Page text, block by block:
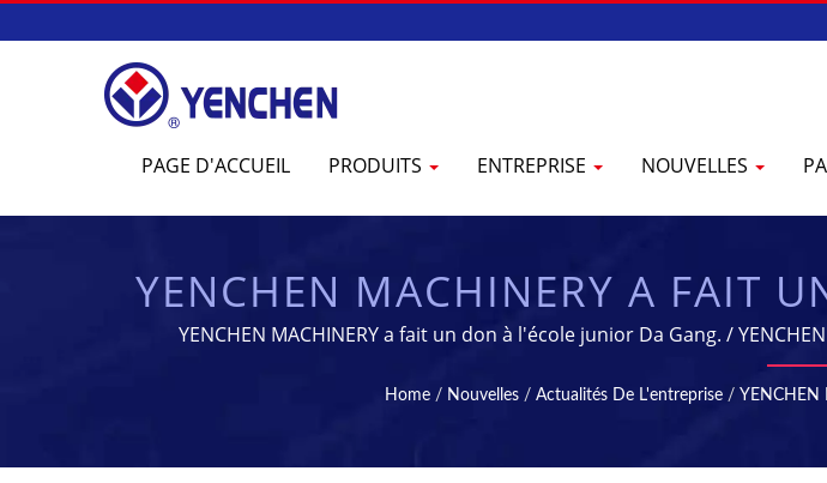
PAGE D'ACCUEIL PRODUITS ENTREPRISE NOUVELLES
YENCHEN MACHINERY A FAIT
DA GANG | FOURNISSEUR
YENCHEN MACHINERY a fait un don à l'école junior Da Gang. /
pharmaceutiques
Home / Nouvelles / Actualités De L'entreprise / YENCHEN